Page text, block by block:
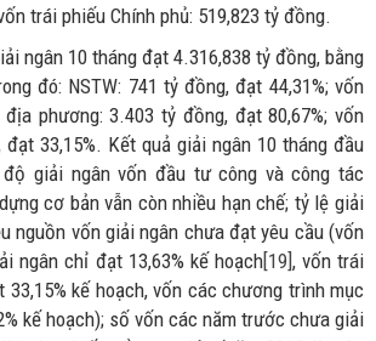
trái phiếu Chính phủ: 519,823 tỷ đồng.
ngân 10 tháng đạt 4.316,838 tỷ đồng, bằng
đó: NSTW: 741 tỷ đồng, đạt 44,31%; vốn
phương: 3.403 tỷ đồng, đạt 80,67%; vốn
đạt 33,15%. Kết quả giải ngân 10 tháng đầu
giải ngân vốn đầu tư công và công tác
cơ bản vẫn còn nhiều hạn chế; tỷ lệ giải
nguồn vốn giải ngân chưa đạt yêu cầu (vốn
ngân chỉ đạt 13,63% kế hoạch[19], vốn trái
33,15% kế hoạch, vốn các chương trình mục
kế hoạch); số vốn các năm trước chưa giải